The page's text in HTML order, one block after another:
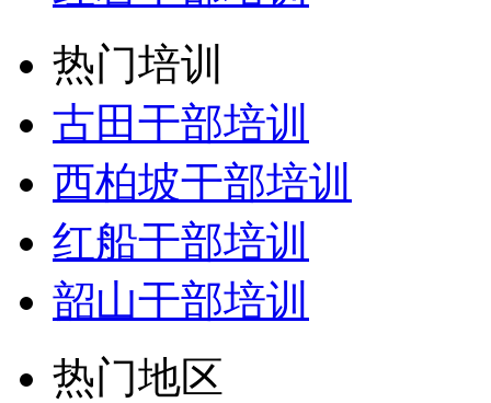
热门培训
古田干部培训
西柏坡干部培训
红船干部培训
韶山干部培训
热门地区